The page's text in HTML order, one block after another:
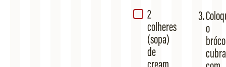
2
colheres
(sopa)
de
o
cubra